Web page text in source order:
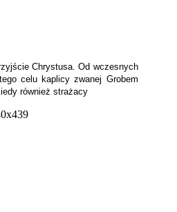
Chrystusa. Od wczesnych
celu kaplicy zwanej Grobem
również strażacy